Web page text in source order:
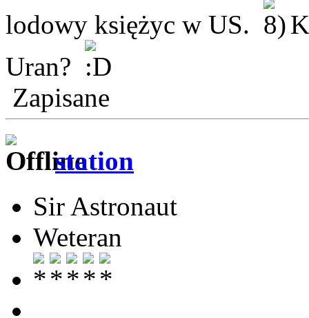
lodowy księżyc w US.
Uran?
Zapisane
station
Sir Astronaut
Weteran